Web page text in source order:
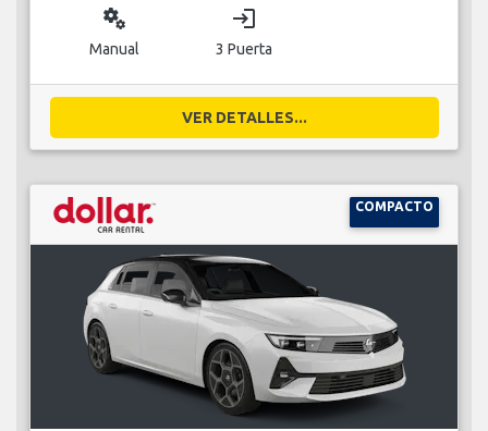
miscellaneous_services
Manual
login
3 Puerta
VER DETALLES...
COMPACTO